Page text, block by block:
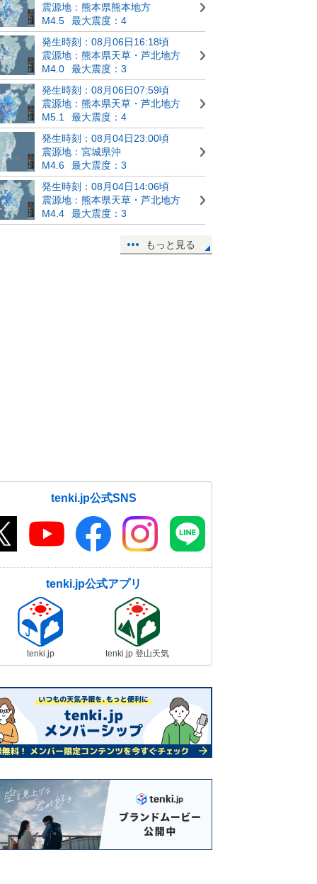
震源地：熊本県熊本地方
M4.5
最大震度：4
発生時刻：08月06日16:18頃
震源地：熊本県天草・芦北地方
M4.0
最大震度：3
発生時刻：08月06日07:59頃
震源地：熊本県天草・芦北地方
M5.1
最大震度：4
発生時刻：08月04日23:00頃
震源地：宮城県沖
M4.6
最大震度：3
発生時刻：08月04日14:06頃
震源地：熊本県天草・芦北地方
M4.4
最大震度：3
もっと見る
tenki.jp公式SNS
tenki.jp公式アプリ
tenki.jp tenki.jp 登山天気